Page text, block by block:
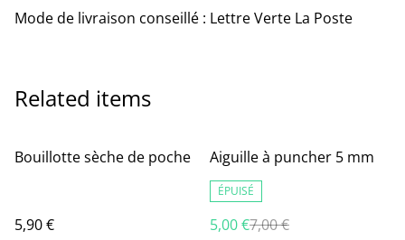
Mode de livraison conseillé : Lettre Verte La Poste
Related items
Bouillotte sèche de poche
5,90 €
%
Aiguille à puncher 5 mm
ÉPUISÉ
5,00 €7,00 €